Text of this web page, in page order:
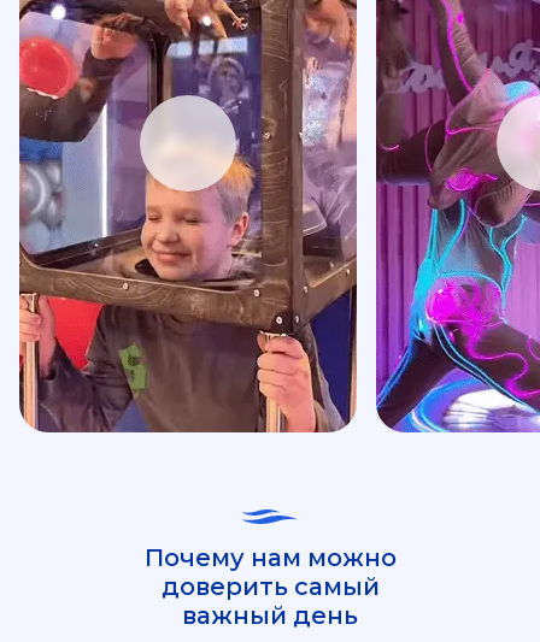
Почему нам можно
доверить самый
важный день